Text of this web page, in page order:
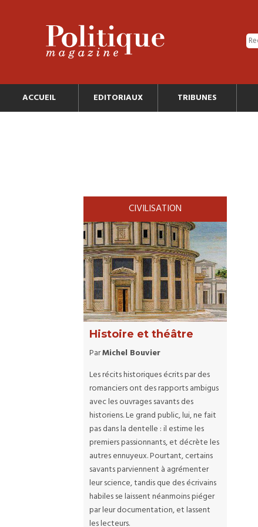
ACCUEIL EDITORIAUX TRIBUNES
CIVILISATION
Histoire et théâtre
ParMichel Bouvier
Les récits historiques écrits par des
romanciers ont des rapports ambigus
avec les ouvrages savants des
historiens. Le grand public, lui, ne fait
pas dans la dentelle : il estime les
premiers passionnants, et décrète les
autres ennuyeux. Pourtant, certains
savants parviennent à agrémenter
leur science, tandis que des écrivains
habiles se laissent néanmoins piéger
par leur documentation, et lassent
les lecteurs.